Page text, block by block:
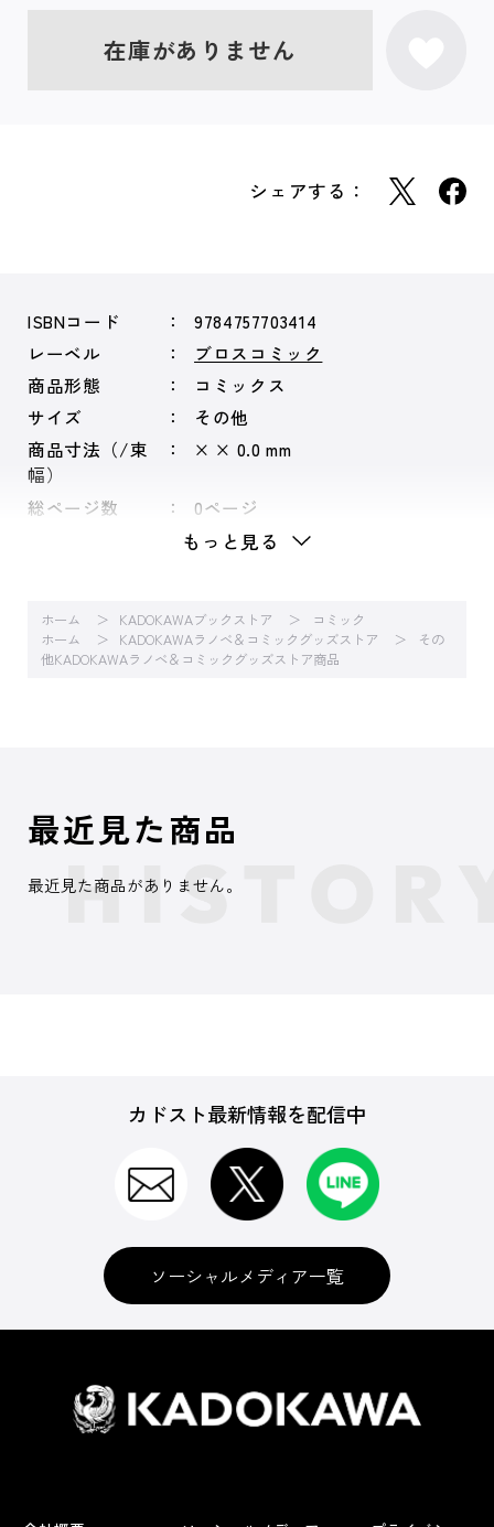
在庫がありません
シェアする：
ISBNコード
9784757703414
レーベル
ブロスコミック
商品形態
コミックス
サイズ
その他
商品寸法（/束
幅）
× × 0.0 mm
総ページ数 0ページ
もっと見る
ホーム KADOKAWAブックストア
コミック
ホーム
KADOKAWAラノベ＆コミックグッズストア
その
他KADOKAWAラノベ＆コミックグッズストア商品
最近見た商品
最近見た商品がありません。
カドスト最新情報を配信中
ソーシャルメディア一覧